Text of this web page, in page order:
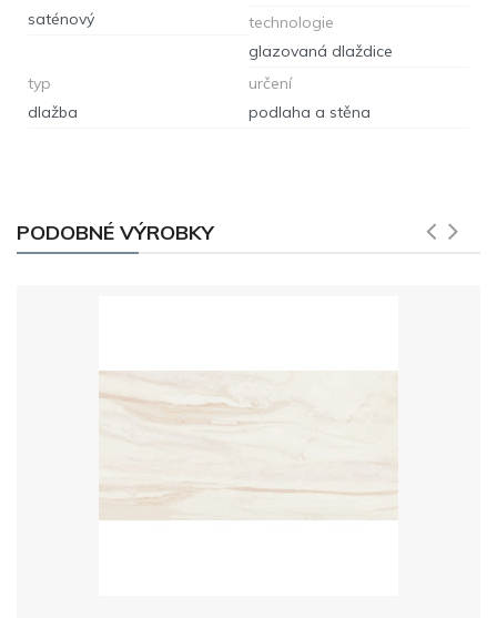
saténový
technologie
glazovaná dlaždice
typ
dlažba
určení
podlaha a stěna
PODOBNÉ VÝROBKY